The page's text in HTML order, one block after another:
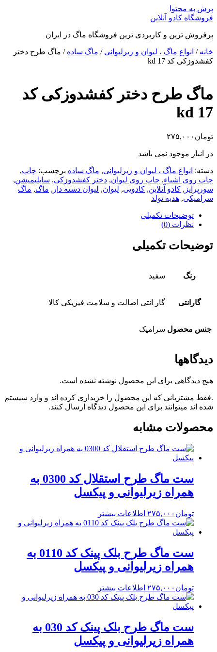
پرش به محتوا
فروشگاه کادو آنلاین
پرفروش ترین و کاربردی ترین فروشگاه ماگ در ایران
خانه / انواع ماگ ، لیوان و زیرلیوانی / ماگ ساده / ماگ طرح دختر
کفشدوزکی کد kd 17
ماگ طرح دختر کفشدوزکی کد
kd 17
تومان ۲۷۵,۰۰۰
در انبار موجود نمی باشد
دسته: انواع ماگ ، لیوان و زیرلیوانی, ماگ ساده برچسب: چاپ,
چاپ روی اشیاء, چاپ روی لیوان, دختر کفشدوزکی, سابلیمیشن,
سورپرایز , کادو آنلاین, کادویی, لیوان, لیوان دسته دار , ماگ, ماگ
سرامیکی, هدیه تولد
توضیحات تکمیلی
نظرات (0)
توضیحات تکمیلی
رنگ سفید
گارانتی گار انتی اصالت و سلامت فیزیکی کالا
جنس محصول سرامیک
دیدگاهها
هیچ دیدگاهی برای این محصول نوشته نشده است.
.فقط مشتریانی که این محصول را خریداری کرده اند و وارد سیستم
شده اند میتوانند برای این محصول دیدگاه ارسال کنند.
محصولات مشابه
ست ماگ طرح استقلال کد 0300 به
همراه زیرلیوانی و پیکسل
تومان ۲۷۵,۰۰۰ اطلاعات بیشتر
ست ماگ طرح بلک پینک کد 0110 به
همراه زیرلیوانی و پیکسل
تومان ۲۷۵,۰۰۰ اطلاعات بیشتر
ست ماگ طرح بلک پینک کد 030 به
همراه زیرلیوانی و پیکسل